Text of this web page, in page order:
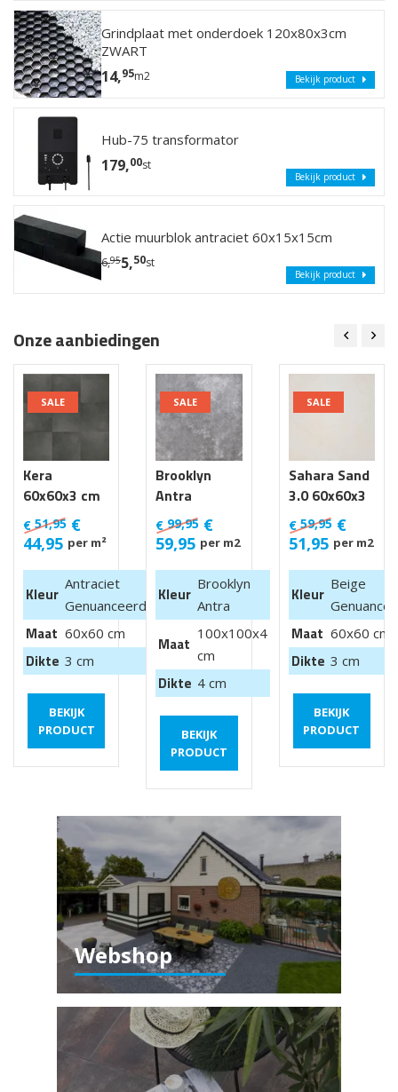
Grindplaat met onderdoek 120x80x3cm
ZWART
14,95m2 Bekijk product
Hub-75 transformator
179,00st
Bekijk product
Actie muurblok antraciet 60x15x15cm
6,955,50st
Bekijk product
Onze aanbiedingen
Kera
60x60x3 cm
Luik
€ 51,95 €
44,95 per m²
SALE
Kleur
Antraciet
Genuanceerd
Maat 60x60 cm
Dikte 3 cm
BEKIJK
PRODUCT
Brooklyn
Antra
100x100x4
cm van €
99,95 m2
€ 99,95 €
59,95 per m2
SALE
Kleur
Brooklyn
Antra
Maat
100x100x4
cm
Dikte 4 cm
BEKIJK
PRODUCT
Sahara Sand
3.0 60x60x3
cm
€59,95 €
51,95 per m2
SALE
Kleur
Beige
Maat 60x60 cm
Dikte 3 cm
BEKIJK
PRODUCT
Webshop